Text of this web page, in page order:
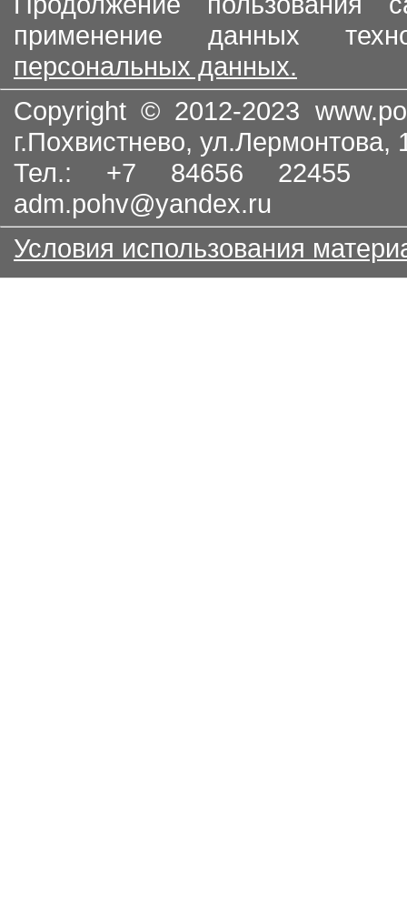
применение данных
персональных данных.
Copyright © 2012-2023
г.Похвистнево, ул.Лермонтова,
Тел.: +7 84656
adm.pohv@yandex.ru
Условия использования